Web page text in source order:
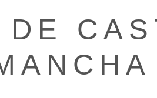
DE